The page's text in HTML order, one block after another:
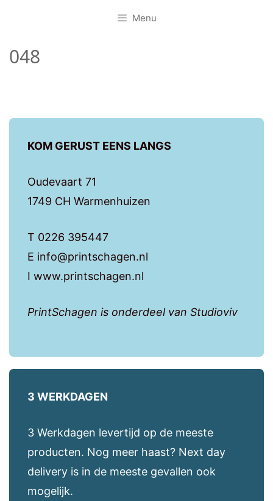
Menu
048
KOM GERUST EENS LANGS
Oudevaart 71
1749 CH Warmenhuizen
T 0226 395447
E info@printschagen.nl
I www.printschagen.nl
PrintSchagen is onderdeel van Studioviv
3 WERKDAGEN
3 Werkdagen levertijd op de meeste
producten. Nog meer haast? Next day
delivery is in de meeste gevallen ook
mogelijk.